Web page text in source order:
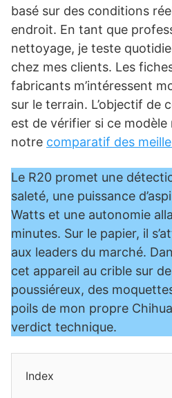
basé sur des conditions
endroit. En tant que
nettoyage, je teste
chez mes clients. Les
fabricants m’intéressent
sur le terrain. L’objectif de
est de vérifier si ce
notre comparatif des
Le R20 promet une
saleté, une puissance
Watts et une autonomie
minutes. Sur le papier, il
aux leaders du marché.
cet appareil au crible sur
poussiéreux, des
poils de mon propre
verdict technique.
Index